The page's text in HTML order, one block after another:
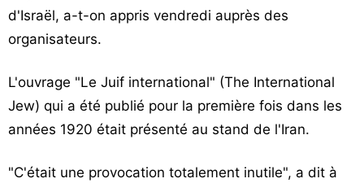
Vos
chroniques
Les
bonnes
adresses
d'Israël, a-t-on appris vendredi auprès des
organisateurs.
L'ouvrage "Le Juif international" (The International
Jew) qui a été publié pour la première fois dans les
années 1920 était présenté au stand de l'Iran.
"C'était une provocation totalement inutile", a dit à